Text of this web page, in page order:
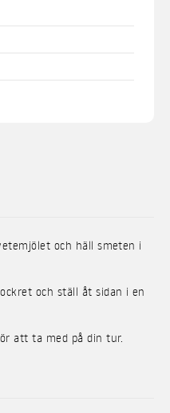
och häll smeten i
och ställ åt sidan i en
att ta med på din tur.